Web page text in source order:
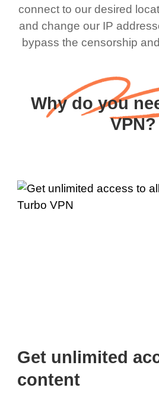
connect to our desired
and change our IP
bypass the censorship
Why do you
VPN?
Get unlimited
content